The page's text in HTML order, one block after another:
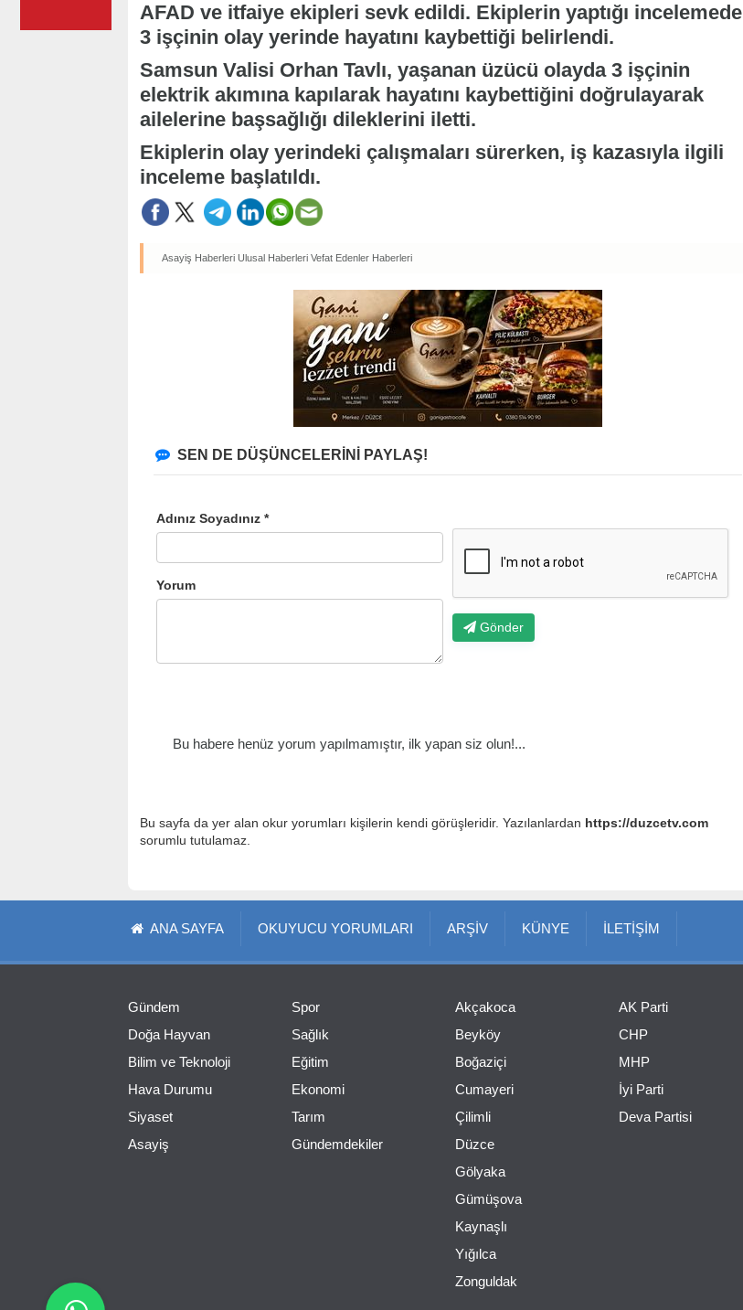
AFAD ve itfaiye ekipleri sevk edildi. Ekiplerin yaptığı incelemede
3 işçinin olay yerinde hayatını kaybettiği belirlendi.
Samsun Valisi Orhan Tavlı, yaşanan üzücü olayda 3 işçinin
elektrik akımına kapılarak hayatını kaybettiğini doğrulayarak
ailelerine başsağlığı dileklerini iletti.
Ekiplerin olay yerindeki çalışmaları sürerken, iş kazasıyla ilgili
inceleme başlatıldı.
Asayiş Haberleri Ulusal Haberleri Vefat Edenler Haberleri
SEN DE DÜŞÜNCELERİNİ PAYLAŞ!
Adınız Soyadınız *
Yorum
Gönder
Bu habere henüz yorum yapılmamıştır, ilk yapan siz olun!...
Bu sayfa da yer alan okur yorumları kişilerin kendi görüşleridir. Yazılanlardan https://duzcetv.com
sorumlu tutulamaz.
ANA SAYFA OKUYUCU YORUMLARI ARŞİV KÜNYE İLETİŞİM
Gündem
Doğa Hayvan
Bilim ve Teknoloji
Hava Durumu
Siyaset
Asayiş
Spor
Sağlık
Eğitim
Ekonomi
Tarım
Gündemdekiler
Akçakoca
Beyköy
Boğaziçi
Cumayeri
Çilimli
Düzce
Gölyaka
Gümüşova
Kaynaşlı
Yığılca
Zonguldak
AK Parti
CHP
MHP
İyi Parti
Deva Partisi